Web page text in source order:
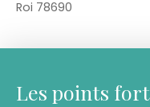
Roi 78690
Les points